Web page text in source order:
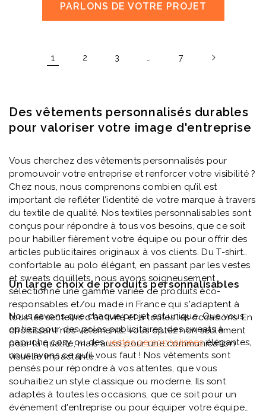
PARLONS DE VOTRE PROJET
1 2 3 … 7
Des vêtements personnalisés durables
pour valoriser votre image d'entreprise
Vous cherchez des vêtements personnalisés pour
promouvoir votre entreprise et renforcer votre visibilité ?
Chez nous, nous comprenons combien qu’il est
important de refléter l’identité de votre marque à travers
du textile de qualité. Nos textiles personnalisables sont
conçus pour répondre à tous vos besoins, que ce soit
pour habiller fièrement votre équipe ou pour offrir des
articles publicitaires originaux à vos clients. Du T-shirt
confortable au polo élégant, en passant par les vestes
et sweats douillets, nous avons soigneusement
sélectionné une gamme variée de produits éco-
responsables et/ou made in France qui s'adaptent à
tous les secteurs d'activité et à toutes les occasions. En
choisissant nos vêtements, vous optez non seulement
pour la qualité, mais aussi pour une communication
visuelle impactante.
Un large choix de produits personnalisables
Nous savons que chaque projet est unique. Que vous
optiez pour des polos publicitaires, des sweats à
capuche cosy ou desvestes personnaliséesélégantes,
nous avons ce qu’il vous faut ! Nos vêtements sont
pensés pour répondre à vos attentes, que vous
souhaitiez un style classique ou moderne. Ils sont
adaptés à toutes les occasions, que ce soit pour un
événement d'entreprise ou pour équiper votre équipe